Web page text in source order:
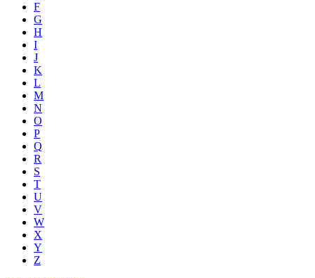
F
G
H
I
J
K
L
M
N
O
P
Q
R
S
T
U
V
W
X
Y
Z